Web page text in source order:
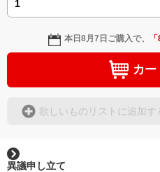
本日8月7日 ご購入で、 「
カー
欲しいものリストに追加す
異議申し立て